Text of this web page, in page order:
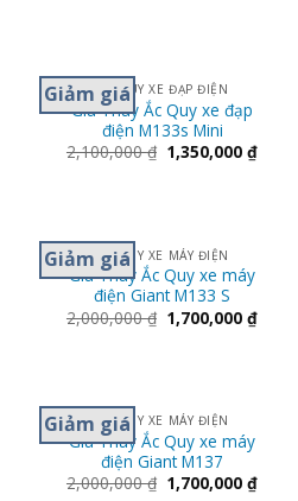
Giảm giáẮC QUY XE ĐẠP ĐIỆN
Giá Thay Ắc Quy xe đạp
điện M133s Mini
2,100,000₫ 1,350,000₫
Giảm giáẮC QUY XE MÁY ĐIỆN
Giá Thay Ắc Quy xe máy
điện Giant M133 S
2,000,000₫ 1,700,000₫
Giảm giáẮC QUY XE MÁY ĐIỆN
Giá Thay Ắc Quy xe máy
điện Giant M137
2,000,000₫ 1,700,000₫